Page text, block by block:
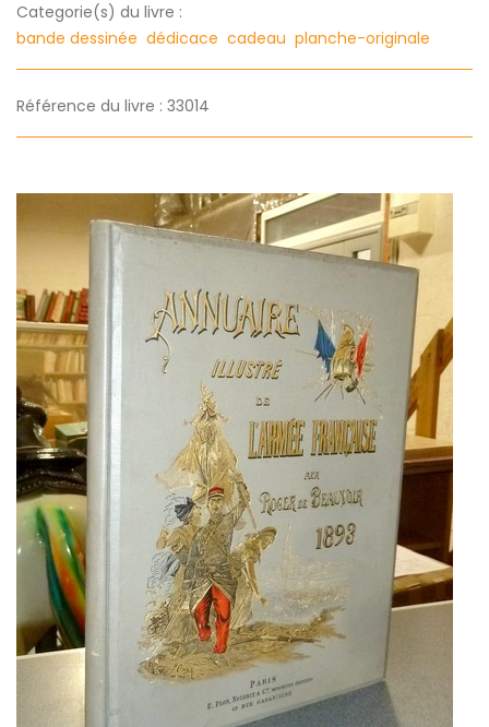
Categorie(s) du livre :
bande dessinée dédicace cadeau planche-originale
Référence du livre : 33014